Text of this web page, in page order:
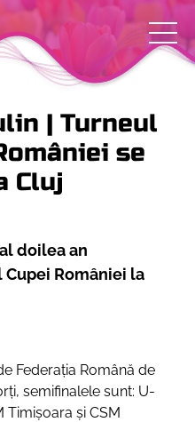
| Turneul
se
Cluj
doilea an
României la
Federația Română de
semifinalele sunt: U-
Timișoara și CSM